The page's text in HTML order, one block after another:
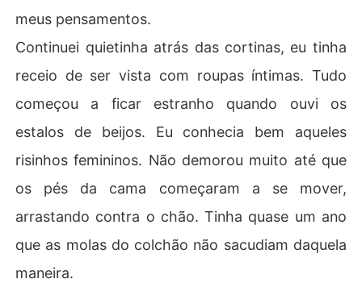
meus pensamentos.
Continuei quietinha atrás das cortinas, eu tinha
receio de ser vista com roupas íntimas. Tudo
começou a ficar estranho quando ouvi os
estalos de beijos. Eu conhecia bem aqueles
risinhos femininos. Não demorou muito até que
os pés da cama começaram a se mover,
arrastando contra o chão. Tinha quase um ano
que as molas do colchão não sacudiam daquela
maneira.